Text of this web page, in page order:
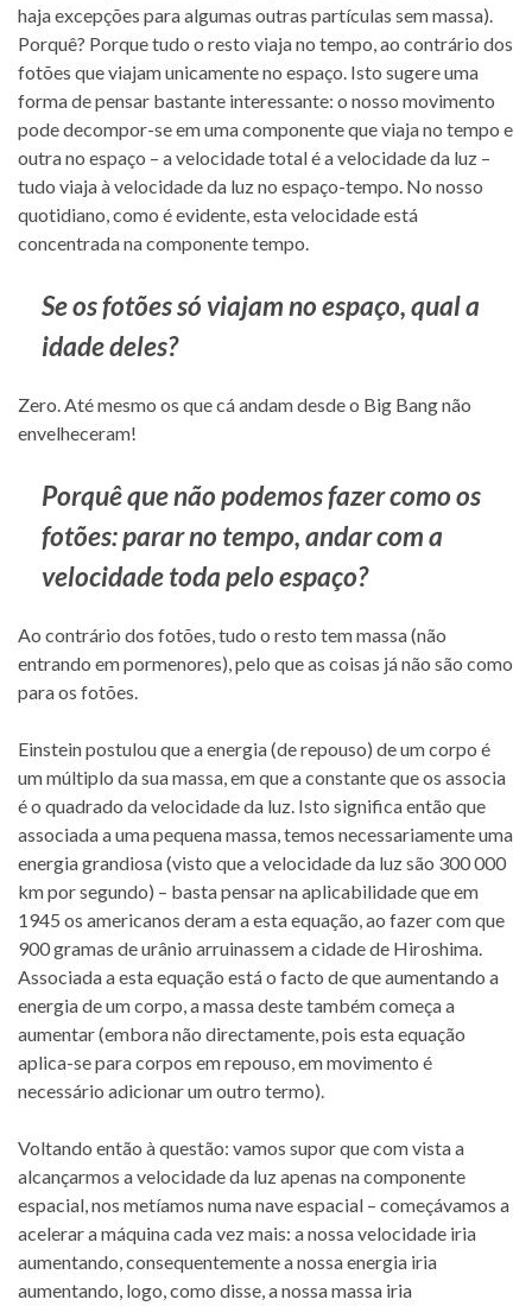
haja excepções para algumas outras partículas sem massa).
Porquê? Porque tudo o resto viaja no tempo, ao contrário dos
fotões que viajam unicamente no espaço. Isto sugere uma
forma de pensar bastante interessante: o nosso movimento
pode decompor-se em uma componente que viaja no tempo e
outra no espaço – a velocidade total é a velocidade da luz –
tudo viaja à velocidade da luz no espaço-tempo. No nosso
quotidiano, como é evidente, esta velocidade está
concentrada na componente tempo.
Se os fotões só viajam no espaço, qual a
idade deles?
Zero. Até mesmo os que cá andam desde o Big Bang não
envelheceram!
Porquê que não podemos fazer como os
fotões: parar no tempo, andar com a
velocidade toda pelo espaço?
Ao contrário dos fotões, tudo o resto tem massa (não
entrando em pormenores), pelo que as coisas já não são como
para os fotões.
Einstein postulou que a energia (de repouso) de um corpo é
um múltiplo da sua massa, em que a constante que os associa
é o quadrado da velocidade da luz. Isto significa então que
associada a uma pequena massa, temos necessariamente uma
energia grandiosa (visto que a velocidade da luz são 300 000
km por segundo) – basta pensar na aplicabilidade que em
1945 os americanos deram a esta equação, ao fazer com que
900 gramas de urânio arruinassem a cidade de Hiroshima.
Associada a esta equação está o facto de que aumentando a
energia de um corpo, a massa deste também começa a
aumentar (embora não directamente, pois esta equação
aplica-se para corpos em repouso, em movimento é
necessário adicionar um outro termo).
Voltando então à questão: vamos supor que com vista a
alcançarmos a velocidade da luz apenas na componente
espacial, nos metíamos numa nave espacial – começávamos a
acelerar a máquina cada vez mais: a nossa velocidade iria
aumentando, consequentemente a nossa energia iria
aumentando, logo, como disse, a nossa massa iria